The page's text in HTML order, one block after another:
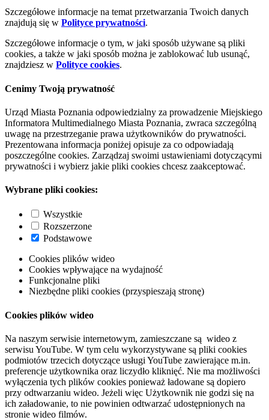
Szczegółowe informacje na temat przetwarzania Twoich danych
znajdują się w Polityce prywatności.
Szczegółowe informacje o tym, w jaki sposób używane są pliki
cookies, a także w jaki sposób można je zablokować lub usunąć,
znajdziesz w Polityce cookies.
Cenimy Twoją prywatność
Urząd Miasta Poznania odpowiedzialny za prowadzenie Miejskiego
Informatora Multimedialnego Miasta Poznania, zwraca szczególną
uwagę na przestrzeganie prawa użytkowników do prywatności.
Prezentowana informacja poniżej opisuje za co odpowiadają
poszczególne cookies. Zarządzaj swoimi ustawieniami dotyczącymi
prywatności i wybierz jakie pliki cookies chcesz zaakceptować.
Wybrane pliki cookies:
Wszystkie
Rozszerzone
Podstawowe
Cookies plików wideo
Cookies wpływające na wydajność
Funkcjonalne pliki
Niezbędne pliki cookies (przyspieszają stronę)
Cookies plików wideo
Na naszym serwisie internetowym, zamieszczane są wideo z
serwisu YouTube. W tym celu wykorzystywane są pliki cookies
podmiotów trzecich dotyczące usługi YouTube zawierające m.in.
preferencje użytkownika oraz liczydło kliknięć. Nie ma możliwości
wyłączenia tych plików cookies ponieważ ładowane są dopiero
przy odtwarzaniu wideo. Jeżeli więc Użytkownik nie godzi się na
ich załadowanie, to nie powinien odtwarzać udostępnionych na
stronie wideo filmów.